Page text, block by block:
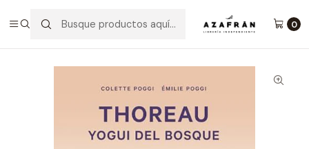
0
Salud y bienestar
Crecimiento Personal
Thoreau - Yogui Del Bosque